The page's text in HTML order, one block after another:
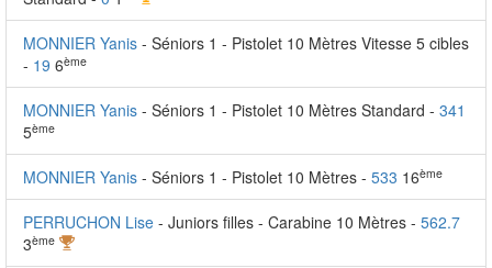
MONNIER Yanis - Séniors 1 - Pistolet 10 Mètres Vitesse 5 cibles
- 19 6ème
MONNIER Yanis - Séniors 1 - Pistolet 10 Mètres Standard - 341
5ème
MONNIER Yanis - Séniors 1 - Pistolet 10 Mètres - 533 16ème
PERRUCHON Lise - Juniors filles - Carabine 10 Mètres - 562.7
3ème